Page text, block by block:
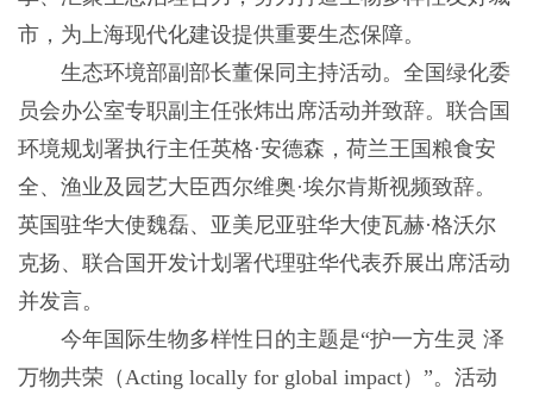
市，为上海现代化建设提供重要生态保障。
生态环境部副部长董保同主持活动。全国绿化委
员会办公室专职副主任张炜出席活动并致辞。联合国
环境规划署执行主任英格·安德森，荷兰王国粮食安
全、渔业及园艺大臣西尔维奥·埃尔肯斯视频致辞。
英国驻华大使魏磊、亚美尼亚驻华大使瓦赫·格沃尔
克扬、联合国开发计划署代理驻华代表乔展出席活动
并发言。
今年国际生物多样性日的主题是“护一方生灵 泽
万物共荣（Acting locally for global impact）”。活动